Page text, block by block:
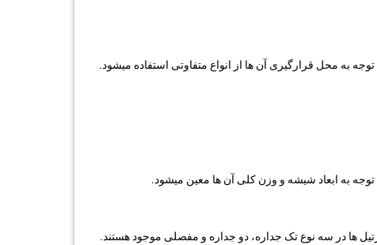
به محل قرارگیری آن ها از انواع متفاوتی استفاده میشود.
به ابعاد شیشه و وزن کلی آن ها معین میشود.
ها در سه نوع تک جداره، دو جداره و مفصلی موجود هستند.